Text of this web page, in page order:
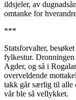
ildsjeler, av
omtanke for
***
Statsforvalter,
fylkestur. Dronningen
Agder, og så i
overveldende
takk går særlig til alle
vår ble så vellykket.